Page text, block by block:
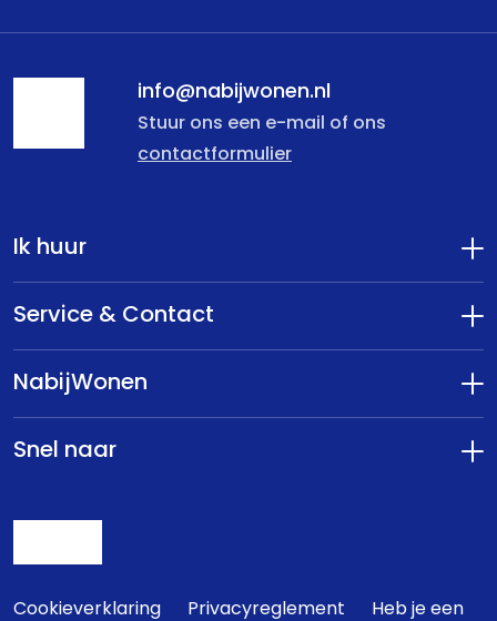
info@nabijwonen.nl
Stuur ons een e-mail of ons
contactformulier
Ik huur
Service & Contact
NabijWonen
Snel naar
Cookieverklaring Privacyreglement
Heb je een